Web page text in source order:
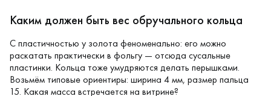
Каким должен быть вес обручального кольца
С пластичностью у золота феноменально: его можно
раскатать практически в фольгу — отсюда сусальные
пластинки. Кольца тоже умудряются делать перышками.
Возьмём типовые ориентиры: ширина 4 мм, размер пальца
15. Какая масса встречается на витрине?